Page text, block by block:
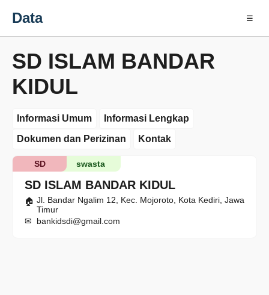
Data ☰
SD ISLAM BANDAR
KIDUL
Informasi Umum
Informasi Lengkap
Dokumen dan Perizinan
Kontak
SD ISLAM BANDAR KIDUL
swasta
SD
Jl. Bandar Ngalim 12, Kec. Mojoroto, Kota Kediri, Jawa
Timur
bankidsdi@gmail.com